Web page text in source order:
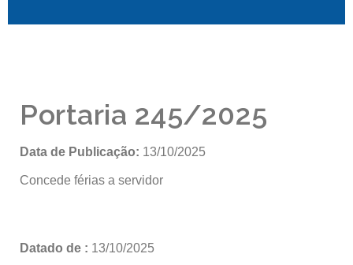
Portaria 245/2025
Data de Publicação: 13/10/2025
Concede férias a servidor
Datado de : 13/10/2025